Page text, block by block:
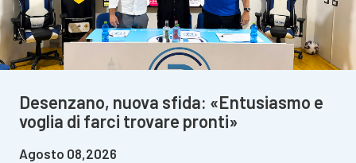
Desenzano, nuova sfida: «Entusiasmo e
voglia di farci trovare pronti»
Agosto 08,2026